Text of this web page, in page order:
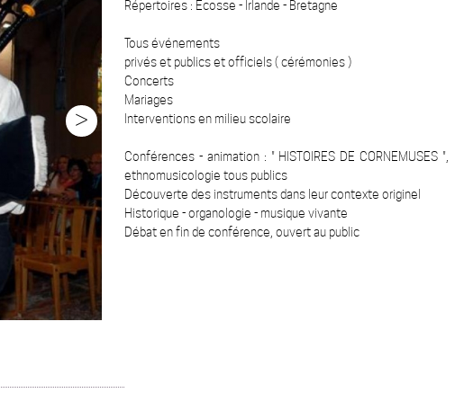
>
Répertoires : Ecosse - Irlande - Bretagne
Tous événements
privés et publics et officiels ( cérémonies )
Concerts
Mariages
Interventions en milieu scolaire
Conférences - animation : " HISTOIRES DE CORNEMUSES ",
ethnomusicologie tous publics
Découverte des instruments dans leur contexte originel
Historique - organologie - musique vivante
Débat en fin de conférence, ouvert au public